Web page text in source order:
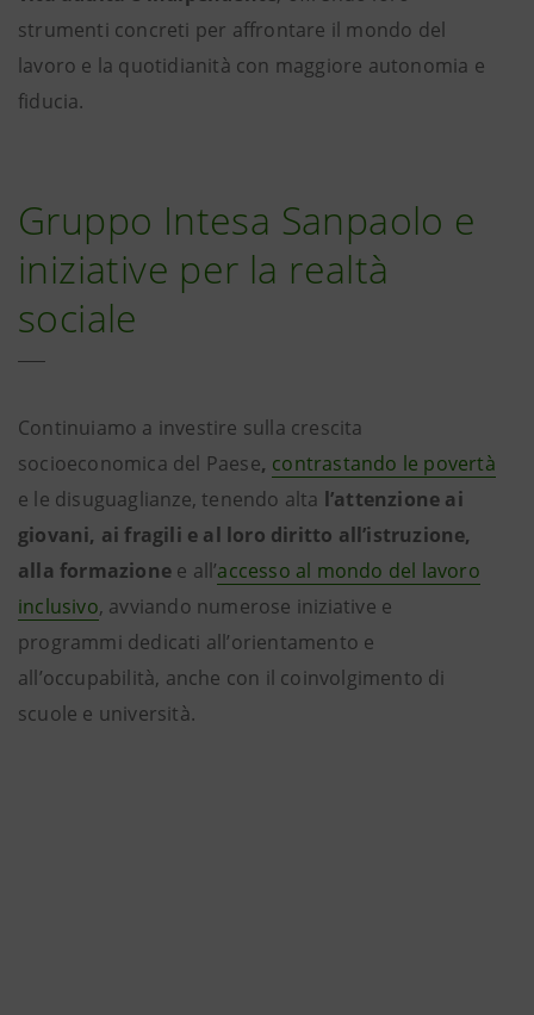
strumenti concreti per affrontare il mondo del
lavoro e la quotidianità con maggiore autonomia e
fiducia.
Gruppo Intesa Sanpaolo e
iniziative per la realtà
sociale
Continuiamo a investire sulla crescita
socioeconomica del Paese, contrastando le povertà
e le disuguaglianze, tenendo alta l’attenzione ai
giovani, ai fragili e al loro diritto all’istruzione,
alla formazione e all’accesso al mondo del lavoro
inclusivo, avviando numerose iniziative e
programmi dedicati all’orientamento e
all’occupabilità, anche con il coinvolgimento di
scuole e università.